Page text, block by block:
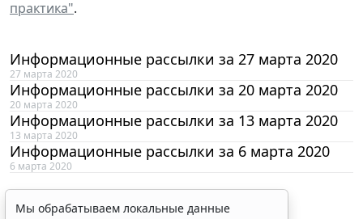
практика".
Информационные рассылки за 27 марта 2020
27 марта 2020
Информационные рассылки за 20 марта 2020
20 марта 2020
Информационные рассылки за 13 марта 2020
13 марта 2020
Информационные рассылки за 6 марта 2020
6 марта 2020
Мы обрабатываем локальные данные